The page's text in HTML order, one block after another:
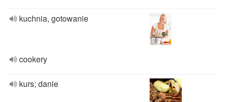
kuchnia, gotowanie
cookery
kurs; danie